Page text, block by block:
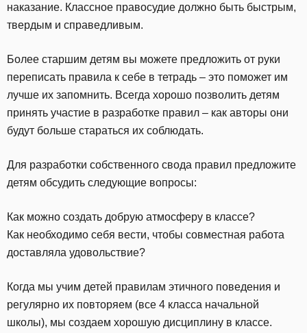
наказание. Классное правосудие должно быть быстрым,
твердым и справедливым.
Более старшим детям вы можете предложить от руки
переписать правила к себе в тетрадь – это поможет им
лучше их запомнить. Всегда хорошо позволить детям
принять участие в разработке правил – как авторы они
будут больше стараться их соблюдать.
Для разработки собственного свода правил предложите
детям обсудить следующие вопросы:
Как можно создать добрую атмосферу в классе?
Как необходимо себя вести, чтобы совместная работа
доставляла удовольствие?
Когда мы учим детей правилам этичного поведения и
регулярно их повторяем (все 4 класса начальной
школы), мы создаем хорошую дисциплину в классе.